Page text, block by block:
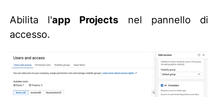
Abilita l'app Projects nel pannello di
accesso.